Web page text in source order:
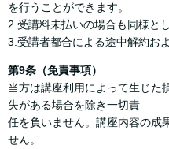
を行うことができます。
2.受講料未払いの場合も同様とし
3.受講者都合による途中解約お
第9条（免責事項）
当方は講座利用によって生じた
失がある場合を除き一切責
任を負いません。講座内容の成
せん。